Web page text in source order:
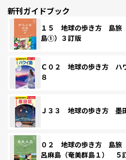
新刊ガイドブック
１５ 地球の歩き方 島
島①）３訂版
Ｃ０２ 地球の歩き方 ハ
８
Ｊ３３ 地球の歩き方 墨
０２ 地球の歩き方 島
呂麻島（奄美群島１） ５